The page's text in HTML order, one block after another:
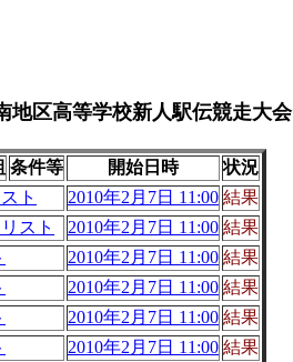
区高等学校新人駅伝競走大会
条件等 開始日時
状況
ト 2010年2月7日 11:00 結果
スト 2010年2月7日 11:00 結果
2010年2月7日 11:00 結果
2010年2月7日 11:00 結果
2010年2月7日 11:00 結果
2010年2月7日 11:00 結果